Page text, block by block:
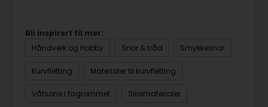
Bli inspirert til mer:
Håndverk og Hobby
Snor & tråd Smykkesnor
Kurvfletting Materialer til kurvfletting
Våtsone i fagrommet Slirematerialer